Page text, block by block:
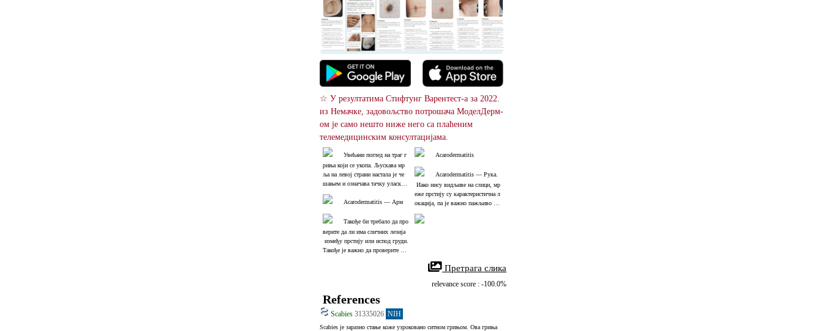
☆ У резултатима Стифтунг Варентест-а за 2022.
из Немачке, задовољство потрошача МоделДерм-
ом је само нешто ниже него са плаћеним
телемедицинским консултацијама.
Увећани поглед на траг г
риња који се укопа. Љускава мр
ља на левој страни настала је че
шањем и означава тачку уласка г
горњем десном углу.
Acarodermatitis ― Арм
Такође би требало да про
верите да ли има сличних лезија
између прстију или испод груди.
Такође је важно да проверите да
Acarodermatitis
Acarodermatitis ― Рука.
Иако нису видљиве на слици, мр
еже прстију су карактеристична л
окација, па је важно пажљиво пр
Претрага слика
relevance score : -100.0%
References
Scabies 31335026 NIH
Scabies је заразно стање коже узроковано ситном грињом. Ова гриња